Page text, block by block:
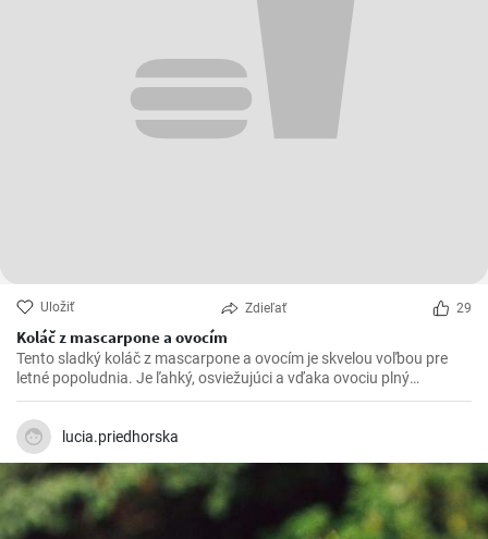
Uložiť Zdieľať 29
Koláč z mascarpone a ovocím
Tento sladký koláč z mascarpone a ovocím je skvelou voľbou pre
letné popoludnia. Je ľahký, osviežujúci a vďaka ovociu plný
vitamínov. Môžete ho pripraviť s akýmkoľvek ovocím, ktoré máte
práve po ruke, ale najlepšie chutí s jahodami alebo malinami.
lucia.priedhorska